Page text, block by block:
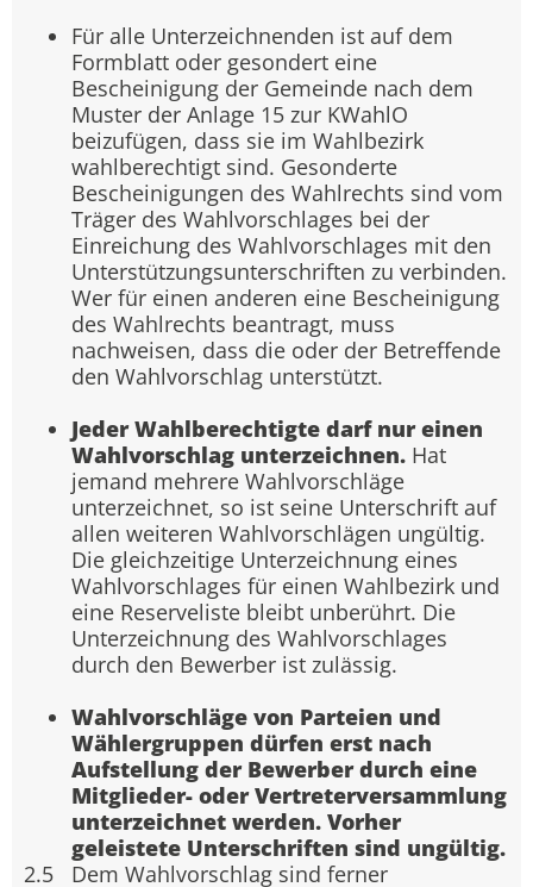
Für alle Unterzeichnenden ist auf dem
Formblatt oder gesondert eine
Bescheinigung der Gemeinde nach dem
Muster der Anlage 15 zur KWahlO
beizufügen, dass sie im Wahlbezirk
wahlberechtigt sind. Gesonderte
Bescheinigungen des Wahlrechts sind vom
Träger des Wahlvorschlages bei der
Einreichung des Wahlvorschlages mit den
Unterstützungsunterschriften zu verbinden.
Wer für einen anderen eine Bescheinigung
des Wahlrechts beantragt, muss
nachweisen, dass die oder der Betreffende
den Wahlvorschlag unterstützt.
Jeder Wahlberechtigte darf nur einen
Wahlvorschlag unterzeichnen. Hat
jemand mehrere Wahlvorschläge
unterzeichnet, so ist seine Unterschrift auf
allen weiteren Wahlvorschlägen ungültig.
Die gleichzeitige Unterzeichnung eines
Wahlvorschlages für einen Wahlbezirk und
eine Reserveliste bleibt unberührt. Die
Unterzeichnung des Wahlvorschlages
durch den Bewerber ist zulässig.
Wahlvorschläge von Parteien und
Wählergruppen dürfen erst nach
Aufstellung der Bewerber durch eine
Mitglieder- oder Vertreterversammlung
unterzeichnet werden. Vorher
geleistete Unterschriften sind ungültig.
2.5 Dem Wahlvorschlag sind ferner